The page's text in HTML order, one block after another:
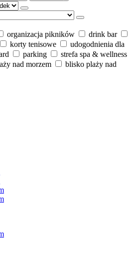
organizacja pikników
drink bar
korty tenisowe
udogodnienia dla
parking
strefa spa & wellness
nad morzem
blisko plaży nad